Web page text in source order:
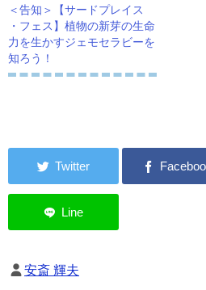
＜告知＞【サードプレイス
・フェス】植物の新芽の生命
力を生かすジェモセラビーを
知ろう！
安斎 輝夫